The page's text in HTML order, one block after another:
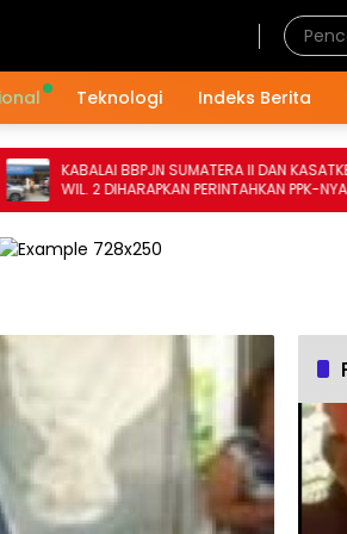
Teknologi Indeks Berita
KABALAI BBPJN SUMATERA II DAN KASATKER
WIL. 2 DIHARAPKAN PERINTAHKAN PPK-NYA
MEMPERBAIKI DRAINASE DI RUAS JALAN
2024